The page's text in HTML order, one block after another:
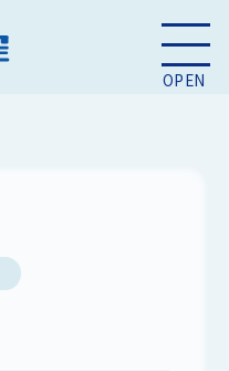
OPEN